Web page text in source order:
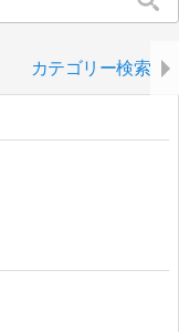
カテゴリー検索